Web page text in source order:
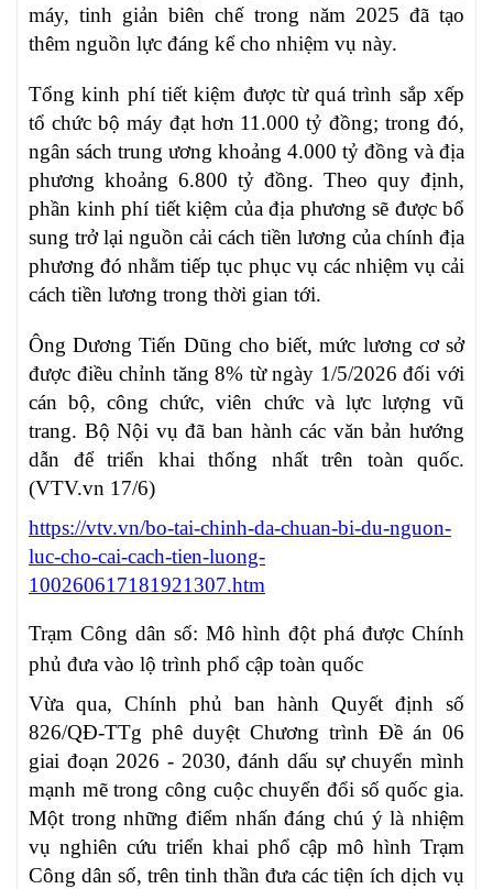
máy, tinh giản biên chế trong năm 2025 đã tạo
thêm nguồn lực đáng kể cho nhiệm vụ này.
Tổng kinh phí tiết kiệm được từ quá trình sắp xếp
tổ chức bộ máy đạt hơn 11.000 tỷ đồng; trong đó,
ngân sách trung ương khoảng 4.000 tỷ đồng và địa
phương khoảng 6.800 tỷ đồng. Theo quy định,
phần kinh phí tiết kiệm của địa phương sẽ được bổ
sung trở lại nguồn cải cách tiền lương của chính địa
phương đó nhằm tiếp tục phục vụ các nhiệm vụ cải
cách tiền lương trong thời gian tới.
Ông Dương Tiến Dũng cho biết, mức lương cơ sở
được điều chỉnh tăng 8% từ ngày 1/5/2026 đối với
cán bộ, công chức, viên chức và lực lượng vũ
trang. Bộ Nội vụ đã ban hành các văn bản hướng
dẫn để triển khai thống nhất trên toàn quốc.
(VTV.vn 17/6)
https://vtv.vn/bo-tai-chinh-da-chuan-bi-du-nguon-
luc-cho-cai-cach-tien-luong-
100260617181921307.htm
Trạm Công dân số: Mô hình đột phá được Chính
phủ đưa vào lộ trình phổ cập toàn quốc
Vừa qua, Chính phủ ban hành Quyết định số
826/QĐ-TTg phê duyệt Chương trình Đề án 06
giai đoạn 2026 - 2030, đánh dấu sự chuyển mình
mạnh mẽ trong công cuộc chuyển đổi số quốc gia.
Một trong những điểm nhấn đáng chú ý là nhiệm
vụ nghiên cứu triển khai phổ cập mô hình Trạm
Công dân số, trên tinh thần đưa các tiện ích dịch vụ